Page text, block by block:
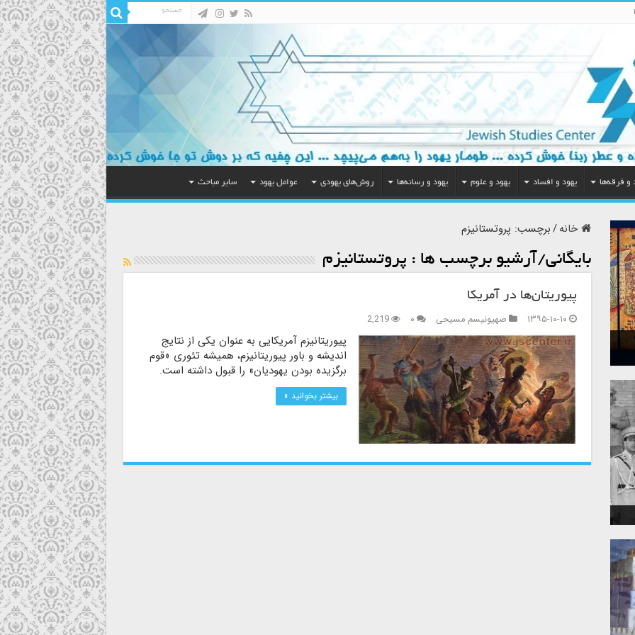
و فرقه‌ها یهود و افساد یهود و علوم یهود و رسانه‌ها روش‌های یهودی عوامل یهود سایر مباحث
خانه/برچسب: پروتستانیزم
بایگانی/آرشیو برچسب ها : پروتستانیزم
پیوریتان‌ها در آمریکا
۱۳۹۵-۱۰-۱۰
صهیونیسم مسیحی ۰ 2,219
پیوریتانیزم آمریکایی به عنوان یکی از نتایج
اندیشه و باور پیوریتانیزم، همیشه تئوری «قوم
برگزیده بودن یهودیان» را قبول داشته است.
بیشتر بخوانید »